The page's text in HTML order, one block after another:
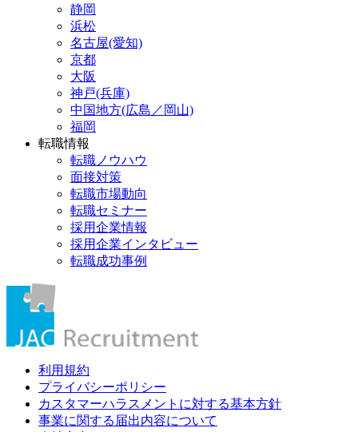
静岡
浜松
名古屋(愛知)
京都
大阪
神戸(兵庫)
中国地方(広島／岡山)
福岡
転職情報
転職ノウハウ
面接対策
転職市場動向
転職セミナー
採用企業情報
採用企業インタビュー
転職成功事例
利用規約
プライバシーポリシー
カスタマーハラスメントに対する基本方針
事業に関する届出内容について